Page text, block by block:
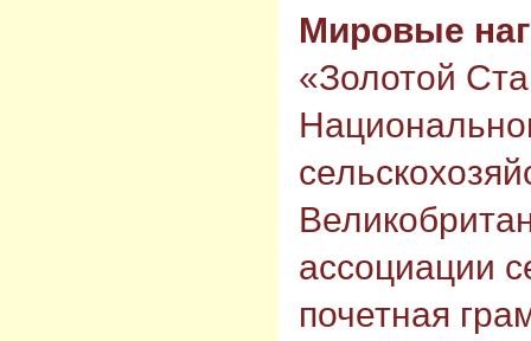
Мировые
«Золотой
ассоциации
почетная